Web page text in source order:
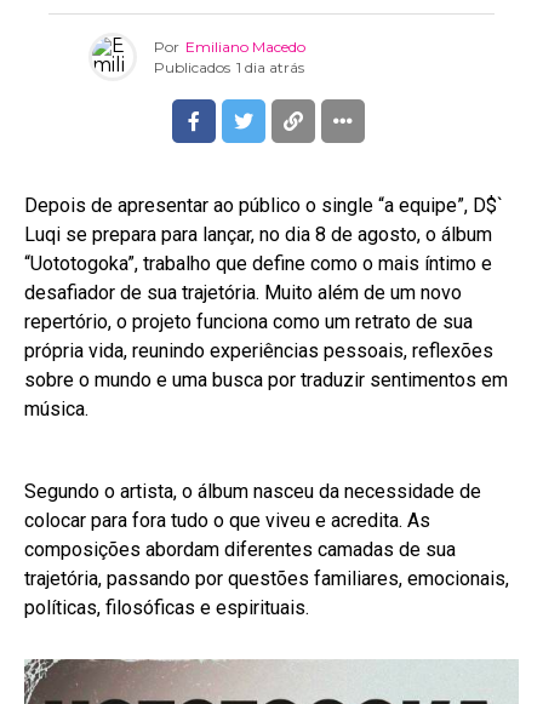
Por Emiliano Macedo
Publicados 1 dia atrás
Depois de apresentar ao público o single “a equipe”, D$`
Luqi se prepara para lançar, no dia 8 de agosto, o álbum
“Uototogoka”, trabalho que define como o mais íntimo e
desafiador de sua trajetória. Muito além de um novo
repertório, o projeto funciona como um retrato de sua
própria vida, reunindo experiências pessoais, reflexões
sobre o mundo e uma busca por traduzir sentimentos em
música.
Segundo o artista, o álbum nasceu da necessidade de
colocar para fora tudo o que viveu e acredita. As
composições abordam diferentes camadas de sua
trajetória, passando por questões familiares, emocionais,
políticas, filosóficas e espirituais.